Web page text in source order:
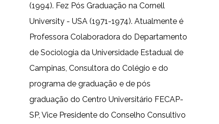
(1994). Fez Pós Graduação na Cornell
University - USA (1971-1974). Atualmente é
Professora Colaboradora do Departamento
de Sociologia da Universidade Estadual de
Campinas, Consultora do Colégio e do
programa de graduação e de pós
graduação do Centro Universitário FECAP-
SP, Vice Presidente do Conselho Consultivo